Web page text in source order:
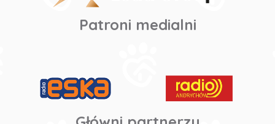
Patroni medialni